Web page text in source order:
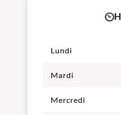
Lundi
Mardi
Mercredi